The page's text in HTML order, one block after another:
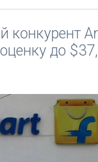
конкурент
до